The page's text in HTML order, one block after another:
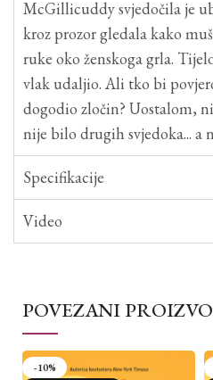
McGillicuddy svjedočila je
kroz prozor gledala kako
ruke oko ženskoga grla.
vlak udaljio. Ali tko bi
dogodio zločin? Uostalom,
nije bilo drugih svjedoka... a
Specifikacije
Video
POVEZANI
-10%